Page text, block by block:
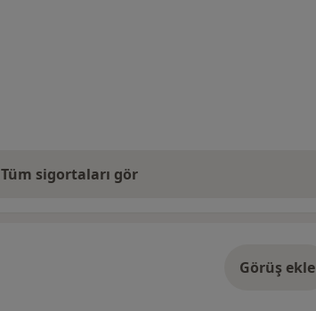
Tüm sigortaları gör
Görüş ekle